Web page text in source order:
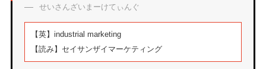
エムタメについて
せいさんざいまーけてぃんぐ
【英】 industrial marketing
【読み】 セイサンザイマーケティング